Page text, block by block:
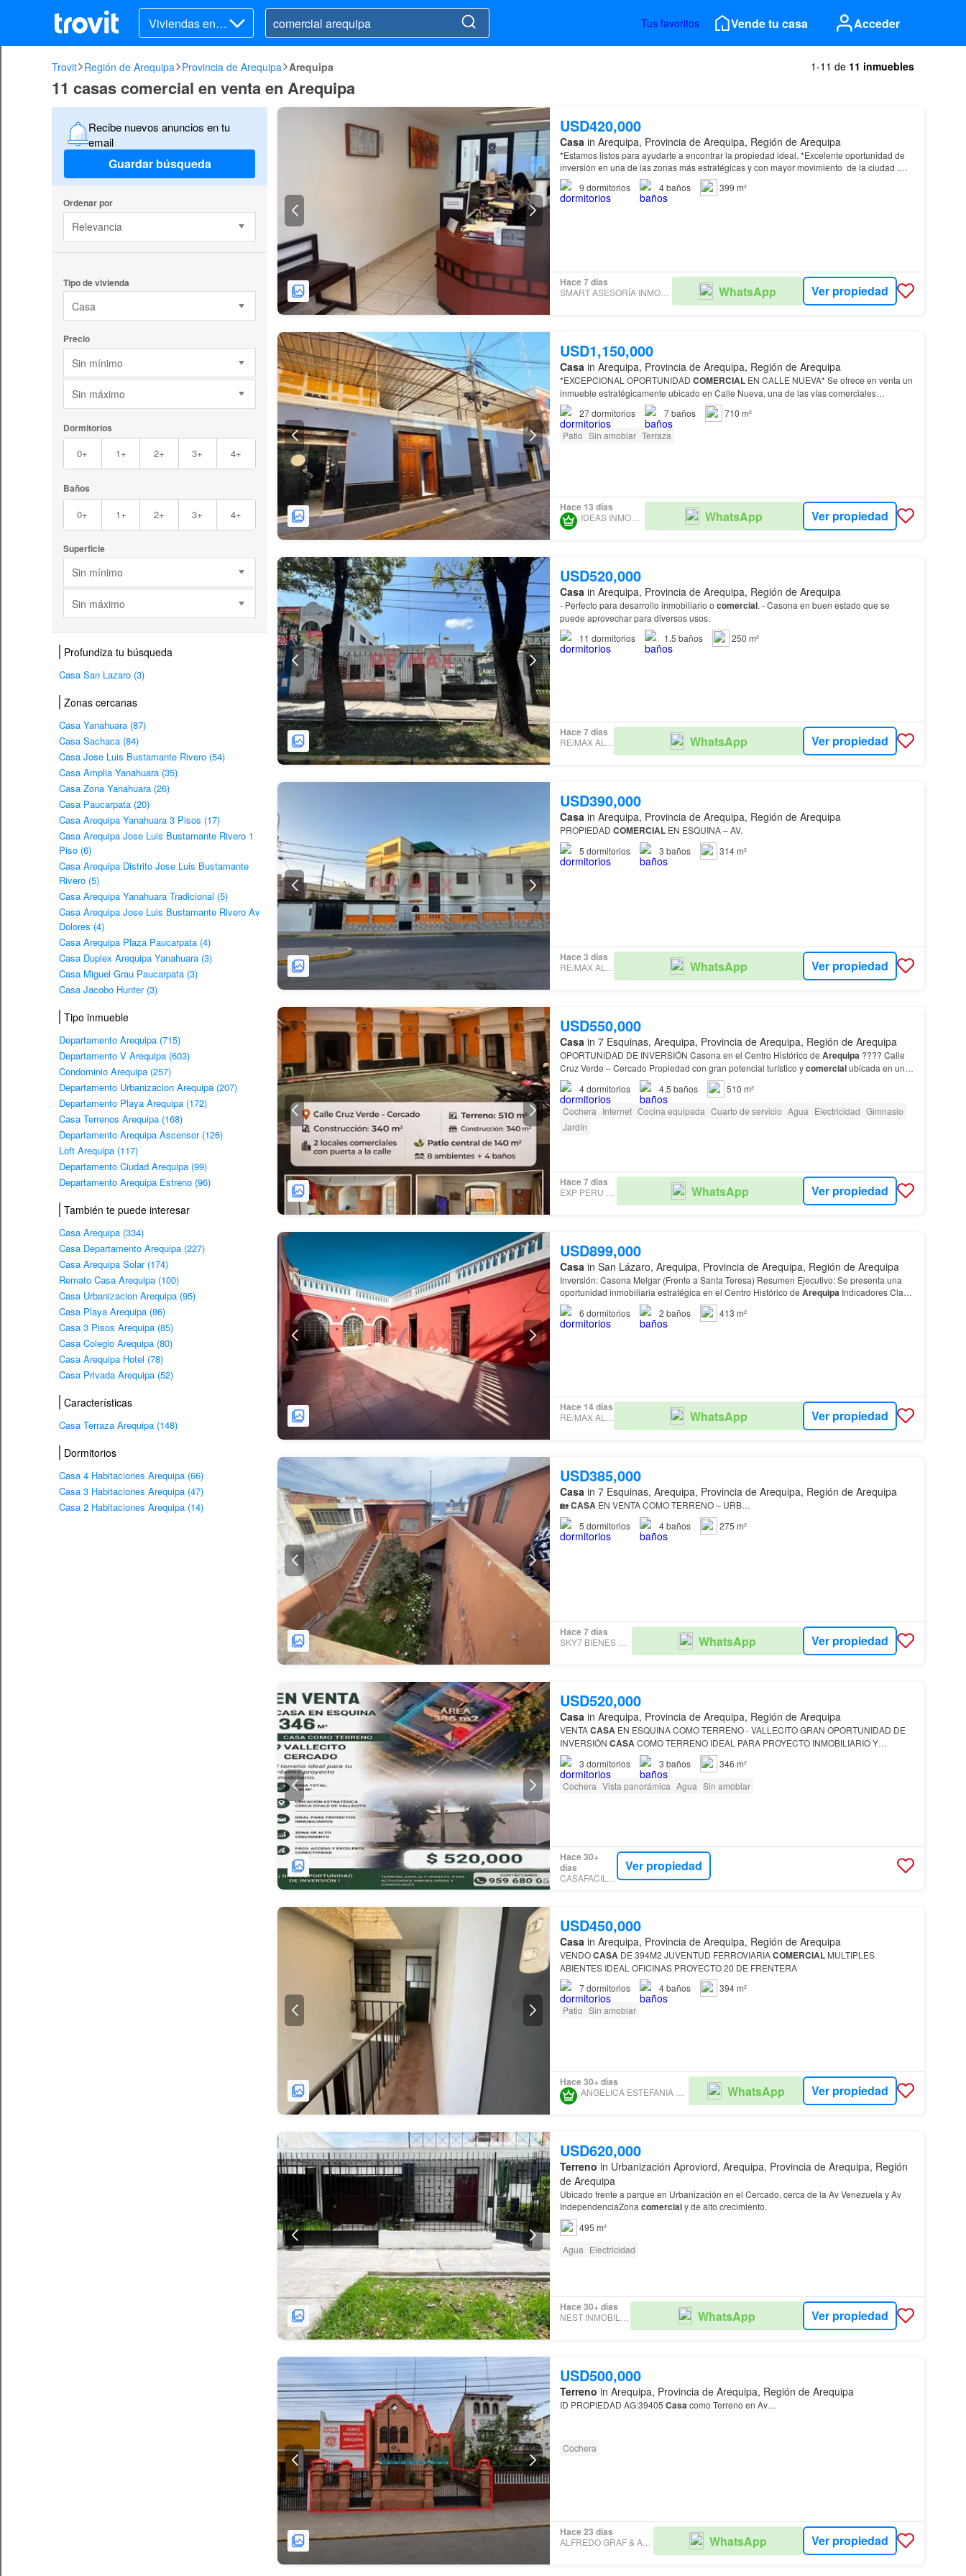
Viviendas en v
enta
Tus favoritos Vende tu casa Acceder
Trovit Región de Arequipa Provincia de Arequipa Arequipa 1-11 de 11 inmuebles
11 casas comercial en venta en Arequipa
Recibe nuevos anuncios en tu
email
Guardar búsqueda
Ordenar por
Relevancia
Tipo de vivienda
Casa
Precio
Sin mínimo
Sin máximo
Dormitorios
0+ 1+ 2+ 3+ 4+
Baños
0+ 1+ 2+ 3+ 4+
Superficie
Sin mínimo
Sin máximo
Profundiza tu búsqueda
Casa San Lazaro (3)
Zonas cercanas
Casa Yanahuara (87)
Casa Sachaca (84)
Casa Jose Luis Bustamante Rivero (54)
Casa Amplia Yanahuara (35)
Casa Zona Yanahuara (26)
Casa Paucarpata (20)
Casa Arequipa Yanahuara 3 Pisos (17)
Casa Arequipa Jose Luis Bustamante Rivero 1
Piso (6)
Casa Arequipa Distrito Jose Luis Bustamante
Rivero (5)
Casa Arequipa Yanahuara Tradicional (5)
Casa Arequipa Jose Luis Bustamante Rivero Av
Dolores (4)
Casa Arequipa Plaza Paucarpata (4)
Casa Duplex Arequipa Yanahuara (3)
Casa Miguel Grau Paucarpata (3)
Casa Jacobo Hunter (3)
Tipo inmueble
Departamento Arequipa (715)
Departamento V Arequipa (603)
Condominio Arequipa (257)
Departamento Urbanizacion Arequipa (207)
Departamento Playa Arequipa (172)
Casa Terrenos Arequipa (168)
Departamento Arequipa Ascensor (126)
Loft Arequipa (117)
Departamento Ciudad Arequipa (99)
Departamento Arequipa Estreno (96)
También te puede interesar
Casa Arequipa (334)
Casa Departamento Arequipa (227)
Casa Arequipa Solar (174)
Remato Casa Arequipa (100)
Casa Urbanizacion Arequipa (95)
Casa Playa Arequipa (86)
Casa 3 Pisos Arequipa (85)
Casa Colegio Arequipa (80)
Casa Arequipa Hotel (78)
Casa Privada Arequipa (52)
Características
Casa Terraza Arequipa (148)
Dormitorios
Casa 4 Habitaciones Arequipa (66)
Casa 3 Habitaciones Arequipa (47)
Casa 2 Habitaciones Arequipa (14)
USD420,000
Casain Arequipa, Provincia de Arequipa, Región de Arequipa
*Estamos listos para ayudarte a encontrar la propiedad ideal. *Excelente oportunidad de
inversión en una de las zonas más estratégicas y con mayor movimiento ️ de la ciudad ️.
*Ideal para empresas , instituciones publicas,…
9 dormitorios 4baños 399 m²
Hace 7 días
SMART ASESORÍA INMOBILIARIA E.I.R.L WhatsApp Ver propiedad
USD1,150,000
Casa in Arequipa, Provincia de Arequipa, Región de Arequipa
*EXCEPCIONAL OPORTUNIDAD COMERCIALEN CALLE NUEVA* Se ofrece en venta un
inmueble estratégicamente ubicado en Calle Nueva, una de las vías comerciales
27dormitorios 7baños
710 m²
Patio Sin amoblar Terraza
Hace 13 días
IDEAS INMOBILIARIAS WhatsApp Ver propiedad
USD520,000
Casa in Arequipa, Provincia de Arequipa, Región de Arequipa
- Perfecto para desarrollo inmobiliario o comercial. - Casona en buen estado que se
puede aprovechar para diversos usos.
11 dormitorios 1.5 baños 250 m²
Hace 7 días
RE/MAX ALTUM WhatsApp Ver propiedad
USD390,000
Casa in Arequipa, Provincia de Arequipa, Región de Arequipa
PROPIEDAD COMERCIALEN ESQUINA – AV.
5 dormitorios 3 baños 314 m²
Hace 3 días
RE/MAX ALTUM WhatsApp Ver propiedad
USD550,000
Casa in 7 Esquinas, Arequipa, Provincia de Arequipa, Región de Arequipa
OPORTUNIDAD DE INVERSIÓN Casona en el Centro Histórico de Arequipa ???? Calle
Cruz Verde – Cercado Propiedad con gran potencial turístico ycomercialubicada en una
de las zonas con mayor flujo del centro histórico.…
4dormitorios 4.5 baños
510 m²
Cochera Internet Cocina equipada Cuarto de servicio Agua Electricidad Gimnasio
Jardín
Hace 7 días
EXP PERU S.A.C WhatsApp Ver propiedad
USD899,000
Casa in San Lázaro, Arequipa, Provincia de Arequipa, Región de Arequipa
Inversión: Casona Melgar (Frente a Santa Teresa) ​Resumen Ejecutivo: Se presenta una
oportunidad inmobiliaria estratégica en el Centro Histórico de Arequipa Indicadores Clave
de la Propiedad • ​Ubicación: Calle Melgar, fre…
6 dormitorios 2 baños 413 m²
Hace 14 días
RE/MAX ALTUM WhatsApp Ver propiedad
USD385,000
Casa in 7 Esquinas, Arequipa, Provincia de Arequipa, Región de Arequipa
🏡CASA EN VENTA COMO TERRENO – URB…
5 dormitorios 4baños 275 m²
Hace 7 días
WhatsApp Ver propiedad
USD520,000
Casa in Arequipa, Provincia de Arequipa, Región de Arequipa
VENTACASA EN ESQUINA COMO TERRENO - VALLECITO GRAN OPORTUNIDAD DE
INVERSIÓN CASACOMO TERRENO IDEAL PARA PROYECTO INMOBILIARIO Y
COMERCIAL Vendocasa
en esquina como terreno, está ubicada en Vallecito en el
Cercado…
3 dormitorios 3 baños
346 m²
Cochera Vista panorámica Agua Sin amoblar
Hace 30+
días
Ver propiedad
USD450,000
Casa in Arequipa, Provincia de Arequipa, Región de Arequipa
VENDOCASA DE 394M2 JUVENTUD FERROVIARIACOMERCIALMULTIPLES
ABIENTES IDEAL OFICINAS PROYECTO 20 DE FRENTERA
7dormitorios 4baños
394 m²
Patio Sin amoblar
Hace 30+ días
WhatsApp Ver propiedad
USD620,000
Terreno in Urbanización Aproviord, Arequipa, Provincia de Arequipa, Región
de Arequipa
Ubicado frente a parque en Urbanización en el Cercado, cerca de la Av Venezuela y Av
IndependenciaZona comercialy de alto crecimiento.
495 m²
Agua Electricidad
Hace 30+ días
WhatsApp Ver propiedad
USD500,000
Terreno in Arequipa, Provincia de Arequipa, Región de Arequipa
ID PROPIEDAD AG:39405 Casacomo Terreno en Av…
Cochera
Hace 23 días
ALFREDO GRAF & ASOCIADOS WhatsApp Ver propiedad